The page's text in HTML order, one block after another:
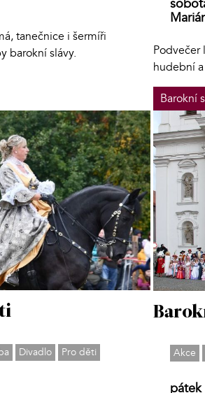
tanečnice i šermíři
barokní slávy.
Podvečer
hudební
Divadlo
Pro děti
Barokní
Akce
pátek